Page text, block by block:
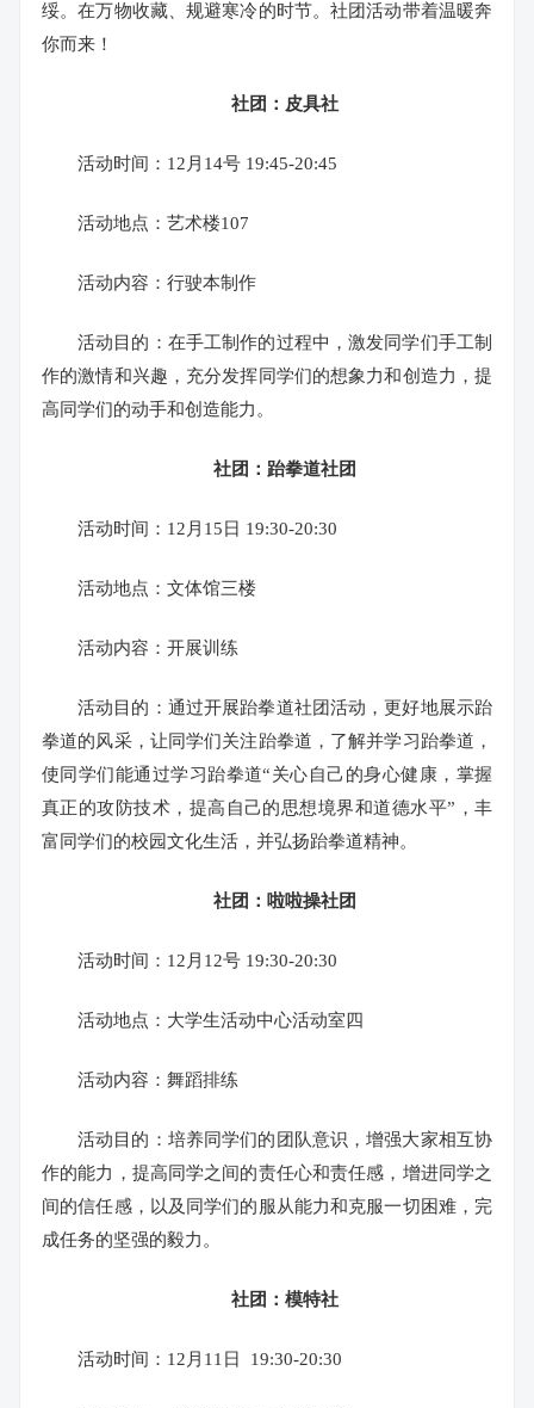
绥。在万物收藏、规避寒冷的时节。 社团活动带着温暖奔
你而来！
社团：皮具社
活动时间：12月14号 19:45-20:45
活动地点：艺术楼107
活动内容：行驶本制作
活动目的：在手工制作的过程中，激发同学们手工制
作的激情和兴趣，充分发挥同学们的想象力和创造力，提
高同学们的动手和创造能力。
社团：跆拳道社团
活动时间：12月15日 19:30-20:30
活动地点：文体馆三楼
活动内容：开展训练
活动目的：通过开展跆拳道社团活动，更好地展示跆
拳道的风采，让同学们关注跆拳道，了解并学习跆拳道，
使同学们能通过学习跆拳道“关心自己的身心健康，掌握
真正的攻防技术，提高自己的思想境界和道德水平”，丰
富同学们的校园文化生活，并弘扬跆拳道精神。
社团：啦啦操社团
活动时间：12月12号 19:30-20:30
活动地点：大学生活动中心活动室四
活动内容：舞蹈排练
活动目的：培养同学们的团队意识，增强大家相互协
作的能力，提高同学之间的责任心和责任感，增进同学之
间的信任感，以及同学们的服从能力和克服一切困难，完
成任务的坚强的毅力。
社团：模特社
活动时间：12月11日 19:30-20:30